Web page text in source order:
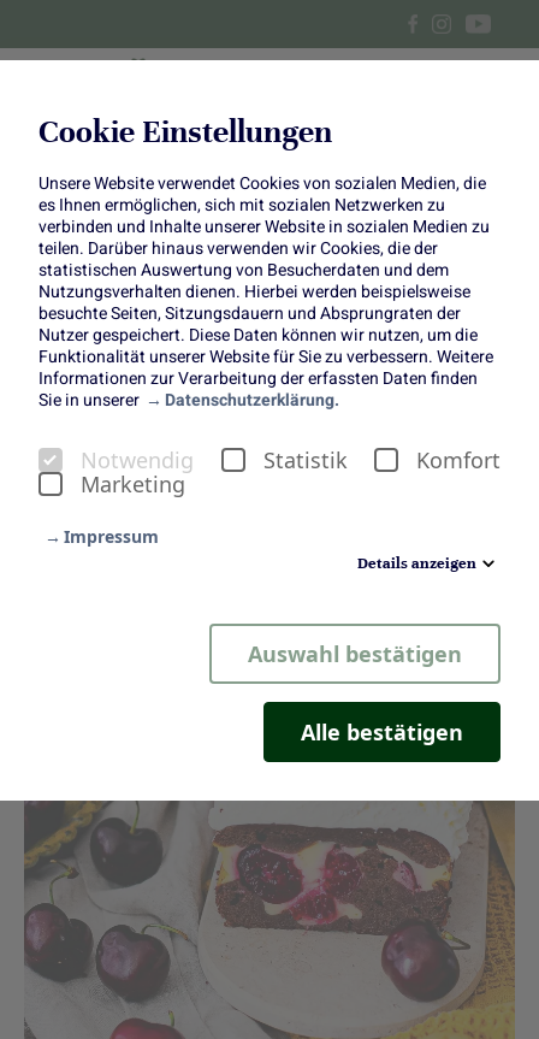
Cookie Einstellungen
Unsere Website verwendet Cookies von sozialen Medien, die
es Ihnen ermöglichen, sich mit sozialen Netzwerken zu
verbinden und Inhalte unserer Website in sozialen Medien zu
teilen. Darüber hinaus verwenden wir Cookies, die der
statistischen Auswertung von Besucherdaten und dem
Nutzungsverhalten dienen. Hierbei werden beispielsweise
besuchte Seiten, Sitzungsdauern und Absprungraten der
Nutzer gespeichert. Diese Daten können wir nutzen, um die
Funktionalität unserer Website für Sie zu verbessern. Weitere
Informationen zur Verarbeitung der erfassten Daten finden
Sie in unserer
Datenschutzerklärung.
Notwendig Statistik
Komfort
Marketing
Impressum
Details anzeigen
Auswahl bestätigen
Alle bestätigen
Schoko-Kirsch-Cheesecake
Kuchen des Monats Juni 2023